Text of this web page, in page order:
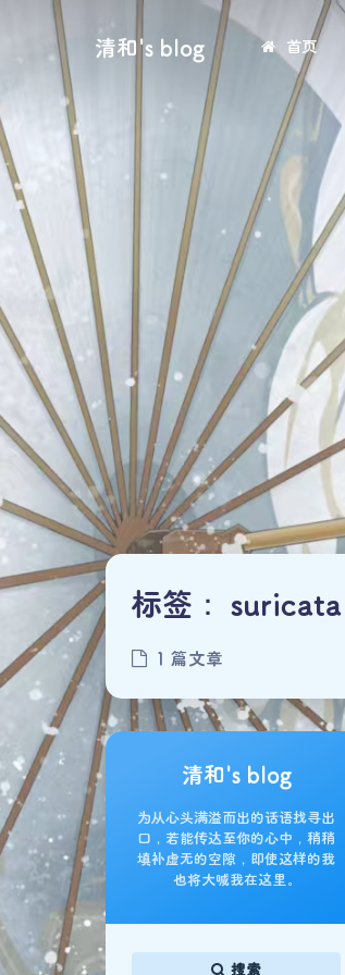
清和's blog 首页
标签： suricata
1 篇文章
清和's blog
为从心头满溢而出的话语找寻出
口，若能传达至你的心中，稍稍
填补虚无的空隙，即使这样的我
也将大喊我在这里。
搜索